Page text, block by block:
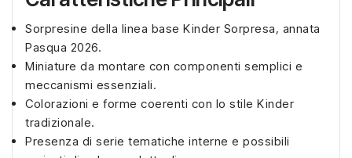
Sorpresine della linea base Kinder Sorpresa, annata
Pasqua 2026.
Miniature da montare con componenti semplici e
meccanismi essenziali.
Colorazioni e forme coerenti con lo stile Kinder
tradizionale.
Presenza di serie tematiche interne e possibili